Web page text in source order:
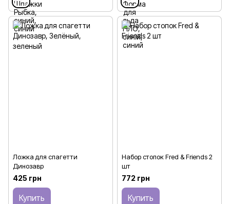
Ложка для спагетти
Динозавр
425 грн
Купить
Набор стопок Fred & Friends 2
шт
772 грн
Купить